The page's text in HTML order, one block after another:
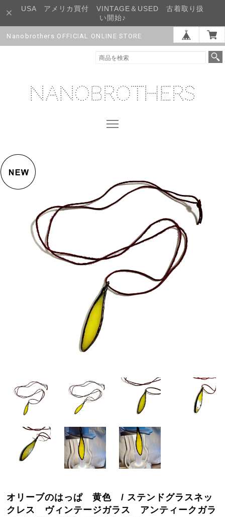
USA アメリカ買付 VINTAGE＆USED 古着取り扱
い開始♪
Nanobrothers OFFICIAL ONLINE STORE
オリーブのはっぱ 黄色 / ステンドグラスネッ
クレス ヴィンテージガラス アンティークガラ